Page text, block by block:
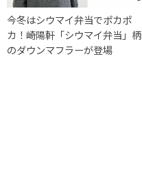
今冬はシウマイ弁当でポカポ
カ！崎陽軒「シウマイ弁当」柄
のダウンマフラーが登場